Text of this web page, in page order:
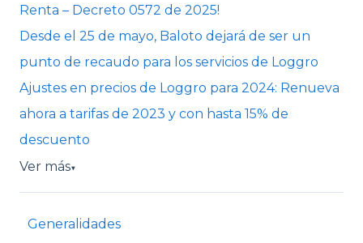
Renta – Decreto 0572 de 2025!
Desde el 25 de mayo, Baloto dejará de ser un
punto de recaudo para los servicios de Loggro
Ajustes en precios de Loggro para 2024: Renueva
ahora a tarifas de 2023 y con hasta 15% de
descuento
Ver más▼
Generalidades